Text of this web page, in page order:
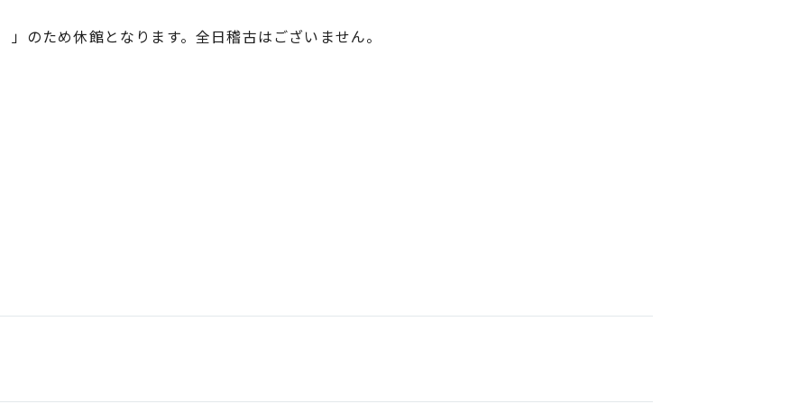
のため休館となります。全日稽古はございません。